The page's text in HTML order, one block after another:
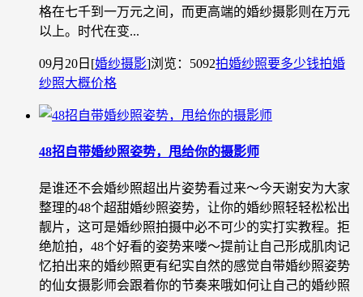
格在七千到一万元之间，而更高端的婚纱摄影则在万元
以上。时代在变...
09月20日 [婚纱摄影]浏览：5092拍婚纱照要多少钱拍婚
纱照大概价格
48招自带婚纱照姿势，甩给你的摄影师
是谁还不会婚纱照超出片姿势看过来～今天谢安为大家
整理的48个超甜婚纱照姿势，让你的婚纱照轻轻松松出
靓片，这可是婚纱照拍摄中必不可少的实打实教程。拒
绝尬拍，48个好看的姿势来喽～提前让自己形成肌肉记
忆拍出来的婚纱照更有纪实自然的感觉自带婚纱照姿势
的仙女摄影师会跟着你的节奏来哦如何让自己的婚纱照